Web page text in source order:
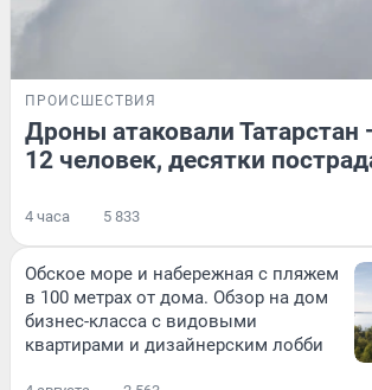
ПРОИСШЕСТВИЯ
Дроны атаковали Татарстан
12 человек, десятки
4 часа 5 833
Обское море и набережная с пляжем
в 100 метрах от дома. Обзор на дом
бизнес-класса с видовыми
квартирами и дизайнерским лобби